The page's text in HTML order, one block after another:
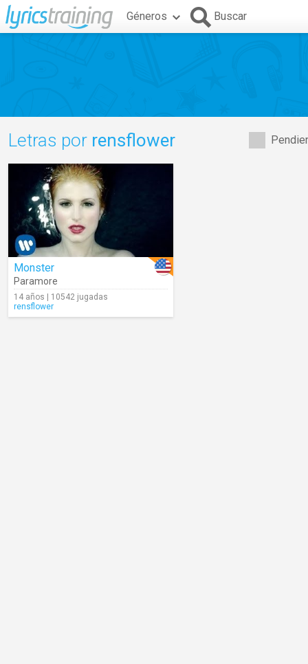
Géneros Buscar
Letras por rensflower
Monster
Paramore
14 años | 10542 jugadas
rensflower